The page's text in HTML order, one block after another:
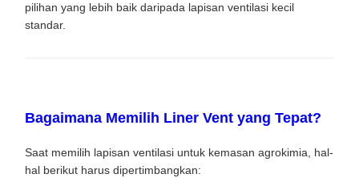
pilihan yang lebih baik daripada lapisan ventilasi kecil
standar.
Bagaimana Memilih Liner Vent yang Tepat?
Saat memilih lapisan ventilasi untuk kemasan agrokimia, hal-
hal berikut harus dipertimbangkan: